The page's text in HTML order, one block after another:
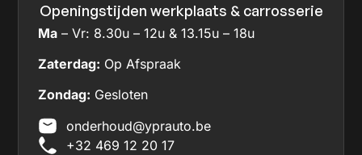
Openingstijden werkplaats & carrosserie
Ma – Vr: 8.30u – 12u & 13.15u – 18u
Zaterdag: Op Afspraak
Zondag: Gesloten
onderhoud@yprauto.be
+32 469 12 20 17